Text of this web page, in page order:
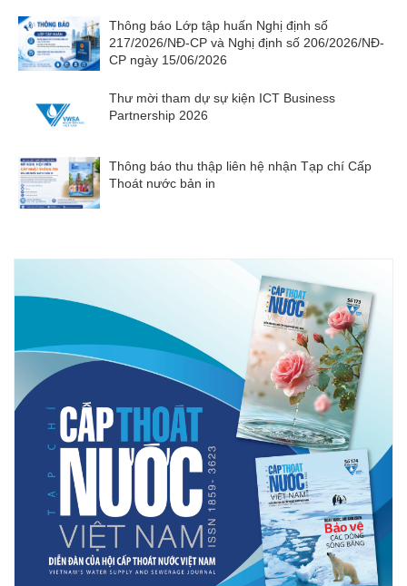
Thông báo Lớp tập huấn Nghị định số
217/2026/NĐ-CP và Nghị định số 206/2026/NĐ-
CP ngày 15/06/2026
Thư mời tham dự sự kiện ICT Business
Partnership 2026
Thông báo thu thập liên hệ nhận Tạp chí Cấp
Thoát nước bản in